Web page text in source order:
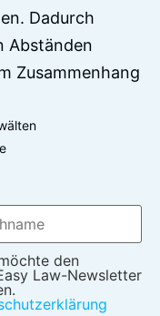
Dadurch
Abständen
Zusammenhang
den
Law-Newsletter